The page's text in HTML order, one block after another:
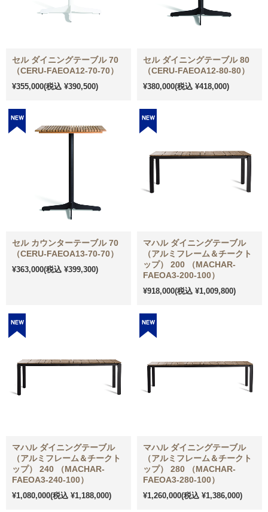
セル ダイニングテーブル 70
（CERU-FAEOA12-70-70）
¥355,000(税込 ¥390,500)
セル ダイニングテーブル 80
（CERU-FAEOA12-80-80）
¥380,000(税込 ¥418,000)
セル カウンターテーブル 70
（CERU-FAEOA13-70-70）
¥363,000(税込 ¥399,300)
マハル ダイニングテーブル
（アルミフレーム＆チークト
ップ） 200 （MACHAR-
FAEOA3-200-100）
¥918,000(税込 ¥1,009,800)
マハル ダイニングテーブル
（アルミフレーム＆チークト
ップ） 240 （MACHAR-
FAEOA3-240-100）
¥1,080,000(税込 ¥1,188,000)
マハル ダイニングテーブル
（アルミフレーム＆チークト
ップ） 280 （MACHAR-
FAEOA3-280-100）
¥1,260,000(税込 ¥1,386,000)